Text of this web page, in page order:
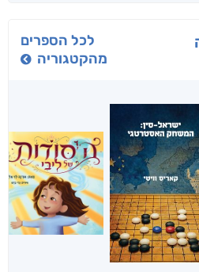
לכל הספרים
מהקטגוריה